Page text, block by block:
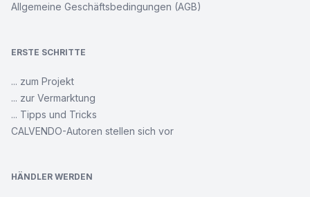
Allgemeine Geschäftsbedingungen (AGB)
ERSTE SCHRITTE
... zum Projekt
... zur Vermarktung
... Tipps und Tricks
CALVENDO-Autoren stellen sich vor
HÄNDLER WERDEN